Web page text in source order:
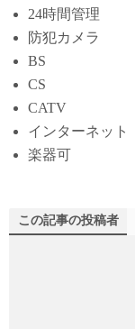
24時間管理
防犯カメラ
BS
CS
CATV
インターネット
楽器可
この記事の投稿者